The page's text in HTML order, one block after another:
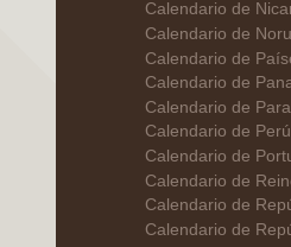
Calendario de
Calendario de
Calendario de
Calendario de
Calendario de
Calendario de
Calendario de
Calendario de
Calendario de
Calendario de